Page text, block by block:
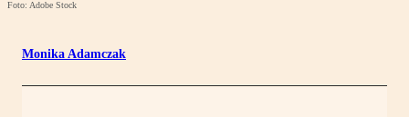
Foto: Adobe Stock
Monika Adamczak